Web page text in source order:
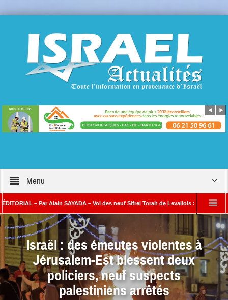
Menu
– Par Alain SAYADA – Vol des neuf Sifrei Torah de Levallois : jusqu’à quand le
SAYADA Benjamin Netanyahou à l’Iran : « Si vous nous attaquez, notre
Israël : des émeutes violentes à
Jérusalem-Est blessent deux
policiers, neuf suspects
palestiniens arrêtés